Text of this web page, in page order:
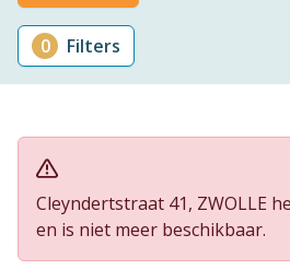
0 Filters
Cleyndertstraat 41, ZWOLLE
en is niet meer beschikbaar.